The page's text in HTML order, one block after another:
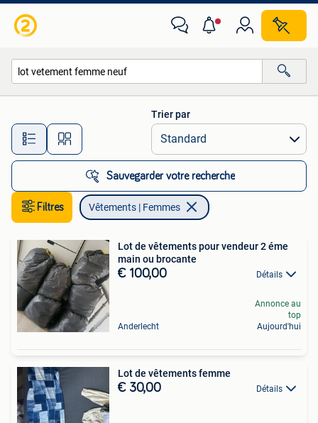
Toutes les distances…
Trier par
Sauvegarder votre recherche
Filtres Vêtements | Femmes
Lot de vêtements pour vendeur 2 éme
main ou brocante
€ 100,00 Détails
Anderlecht
Annonce au
top
Aujourd'hui
Lot de vêtements femme
€ 30,00 Détails